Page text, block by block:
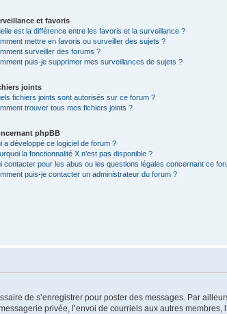
et favoris
est la différence entre les favoris et la surveillance ?
mettre en favoris ou surveiller des sujets ?
surveiller des forums ?
puis-je supprimer mes surveillances de sujets ?
joints
fichiers joints sont autorisés sur ce forum ?
trouver tous mes fichiers joints ?
phpBB
a développé ce logiciel de forum ?
la fonctionnalité X n’est pas disponible ?
contacter pour les abus ou les questions légales concernant ce
puis-je contacter un administrateur du forum ?
de s’enregistrer pour poster des messages. Par
privée, l’envoi de courriels aux autres membres,